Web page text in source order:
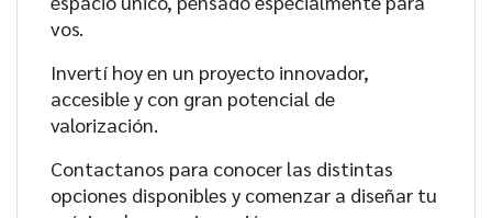
vos.
Invertí hoy en un proyecto innovador,
accesible y con gran potencial de
valorización.
Contactanos para conocer las distintas
opciones disponibles y comenzar a diseñar tu